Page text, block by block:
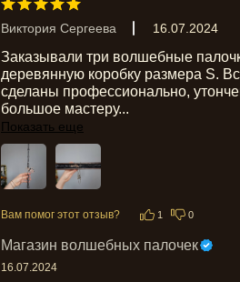
Виктория Сергеева 16.07.2024
Заказывали три волшебные
деревянную коробку размера S.
сделаны профессионально,
большое мастеру...
Показать еще
Вам помог этот отзыв? 1 0
Магазин волшебных палочек
16.07.2024